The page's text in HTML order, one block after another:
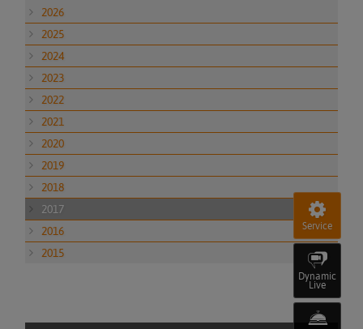
Service
Dynamic
Live
2026
2025
2024
2023
2022
2021
2020
2019
2018
2017
2016
2015